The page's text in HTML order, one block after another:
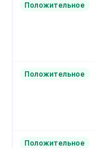
Положительное
Положительное
Положительное